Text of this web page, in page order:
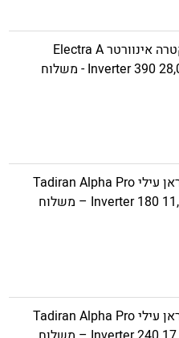
מזגן אלקטרה אינוורטר Electra A
Inverter 390 28,000 BTU - משלוח
מזגן תדיראן עילי Tadiran Alpha Pro
Inverter 180 11,940BTU – משלוח
מזגן תדיראן עילי Tadiran Alpha Pro